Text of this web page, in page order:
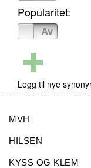
Popularitet:
Av
Legg til nye
MVH
HILSEN
KYSS OG KLEM